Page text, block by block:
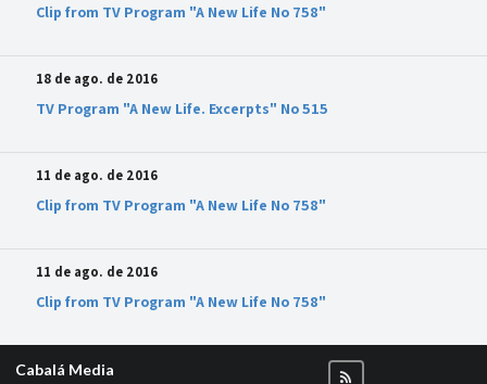
Clip from TV Program "A New Life No 758"
18 de ago. de 2016
TV Program "A New Life. Excerpts" No 515
11 de ago. de 2016
Clip from TV Program "A New Life No 758"
11 de ago. de 2016
Clip from TV Program "A New Life No 758"
Cabalá Media